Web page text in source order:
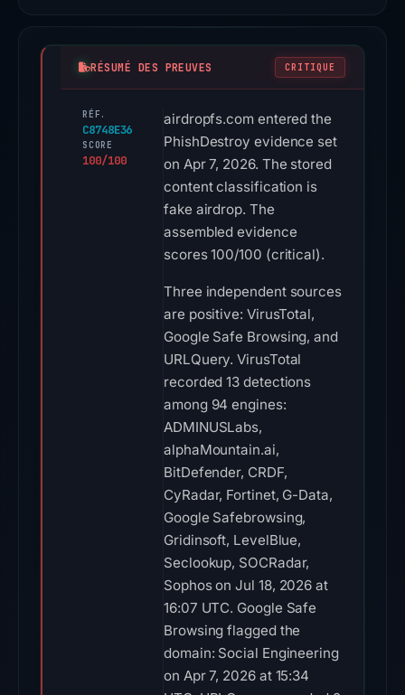
RÉSUMÉ DES PREUVES CRITIQUE
RÉF.
C8748E36
SCORE
100/100
airdropfs.com entered the
PhishDestroy evidence set
on Apr 7, 2026. The stored
content classification is
fake airdrop. The
assembled evidence
scores 100/100 (critical).
Three independent sources
are positive: VirusTotal,
Google Safe Browsing, and
URLQuery. VirusTotal
recorded 13 detections
among 94 engines:
ADMINUSLabs,
alphaMountain.ai,
BitDefender, CRDF,
CyRadar, Fortinet, G-Data,
Google Safebrowsing,
Gridinsoft, LevelBlue,
Seclookup, SOCRadar,
Sophos on Jul 18, 2026 at
16:07 UTC. Google Safe
Browsing flagged the
domain: Social Engineering
on Apr 7, 2026 at 15:34